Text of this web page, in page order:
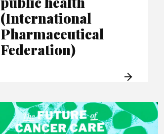
(International
Pharmaceutical
Federation)